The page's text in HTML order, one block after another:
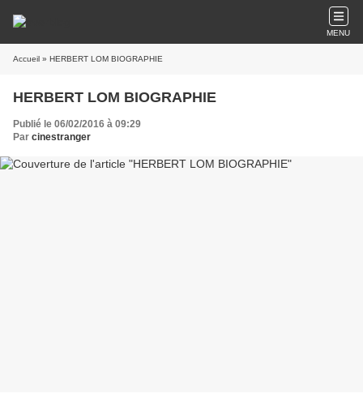
MENU
Accueil » HERBERT LOM BIOGRAPHIE
HERBERT LOM BIOGRAPHIE
Publié le 06/02/2016 à 09:29
Par cinestranger